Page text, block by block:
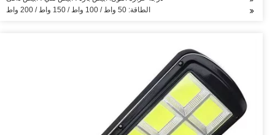
الطاقة: 50 واط / 100 واط / 150 واط / 200 واط